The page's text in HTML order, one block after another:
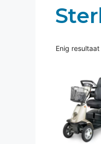
Enig resultaat